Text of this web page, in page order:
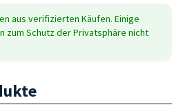
aus verifizierten Käufen. Einige
zum Schutz der Privatsphäre nicht